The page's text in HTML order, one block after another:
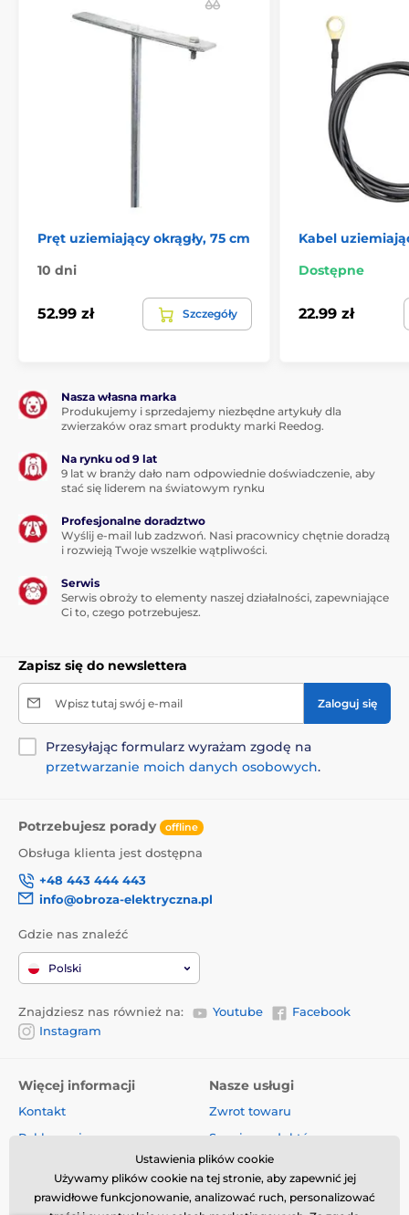
Akcesoria Uziemienie i odgromniki
Pręty uziemiające
Pręt uziemiający okrągły, 75 cm
10 dni
52.99 zł Szczegóły
Kabel
Dostępne
22.99 zł
Nasza własna marka
Produkujemy i sprzedajemy niezbędne artykuły dla
zwierzaków oraz smart produkty marki Reedog.
Na rynku od 9 lat
9 lat w branży dało nam odpowiednie doświadczenie, aby
stać się liderem na światowym rynku
Profesjonalne doradztwo
Wyślij e-mail lub zadzwoń. Nasi pracownicy chętnie doradzą
i rozwieją Twoje wszelkie wątpliwości.
Serwis
Serwis obroży to elementy naszej działalności, zapewniające
Ci to, czego potrzebujesz.
Zapisz się do newslettera
Wpisz tutaj swój e-mail Zaloguj się
Przesyłając formularz wyrażam zgodę na
przetwarzanie moich danych osobowych.
Potrzebujesz porady offline
Obsługa klienta jest dostępna
+48 443 444 443
info@obroza-elektryczna.pl
Gdzie nas znaleźć
Polski
Znajdziesz nas również na: Youtube
Facebook
Instagram
Więcej informacji
Kontakt
Reklamacje
O firmie
Nasze usługi
Zwrot towaru
Serwis produktów
Komis
Sprzedaż hurtowa
Ustawienia plików cookie
Używamy plików cookie na tej stronie, aby zapewnić jej
prawidłowe funkcjonowanie, analizować ruch, personalizować